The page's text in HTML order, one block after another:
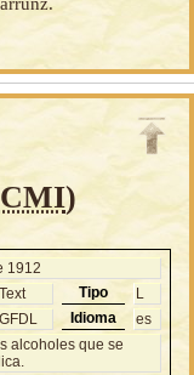
)
1912
Text Tipo
L
GFDL Idioma
es
alcoholes que se